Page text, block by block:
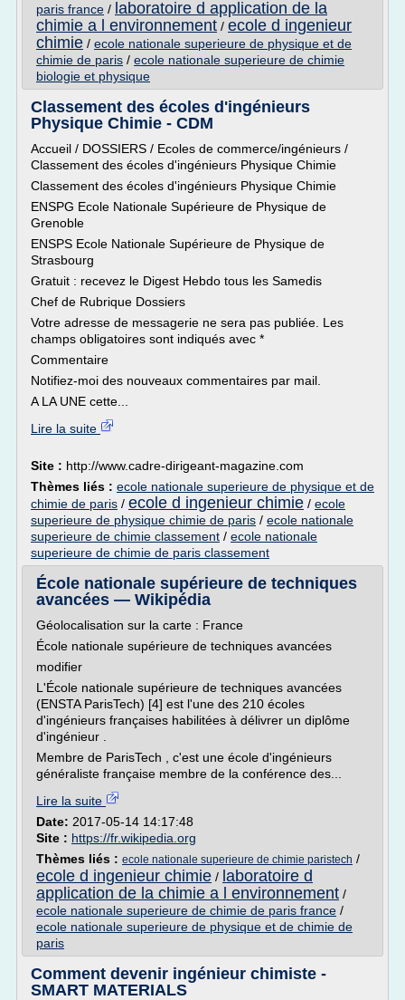
paris france / laboratoire d application de la
chimie a l environnement / ecole d ingenieur
chimie / ecole nationale superieure de physique et de
chimie de paris / ecole nationale superieure de chimie
biologie et physique
Classement des écoles d'ingénieurs
Physique Chimie - CDM
Accueil / DOSSIERS / Ecoles de commerce/ingénieurs /
Classement des écoles d'ingénieurs Physique Chimie
Classement des écoles d'ingénieurs Physique Chimie
ENSPG Ecole Nationale Supérieure de Physique de
Grenoble
ENSPS Ecole Nationale Supérieure de Physique de
Strasbourg
Gratuit : recevez le Digest Hebdo tous les Samedis
Chef de Rubrique Dossiers
Votre adresse de messagerie ne sera pas publiée. Les
champs obligatoires sont indiqués avec *
Commentaire
Notifiez-moi des nouveaux commentaires par mail.
A LA UNE cette...
Lire la suite
Site : http://www.cadre-dirigeant-magazine.com
Thèmes liés : ecole nationale superieure de physique et de
chimie de paris / ecole d ingenieur chimie / ecole
superieure de physique chimie de paris / ecole nationale
superieure de chimie classement / ecole nationale
superieure de chimie de paris classement
École nationale supérieure de techniques
avancées — Wikipédia
Géolocalisation sur la carte : France
École nationale supérieure de techniques avancées
modifier
L'École nationale supérieure de techniques avancées
(ENSTA ParisTech) [4] est l'une des 210 écoles
d'ingénieurs françaises habilitées à délivrer un diplôme
d'ingénieur .
Membre de ParisTech , c'est une école d'ingénieurs
généraliste française membre de la conférence des...
Lire la suite
Date: 2017-05-14 14:17:48
Site : https://fr.wikipedia.org
Thèmes liés : ecole nationale superieure de chimie paristech /
ecole d ingenieur chimie / laboratoire d
application de la chimie a l environnement /
ecole nationale superieure de chimie de paris france /
ecole nationale superieure de physique et de chimie de
paris
Comment devenir ingénieur chimiste -
SMART MATERIALS